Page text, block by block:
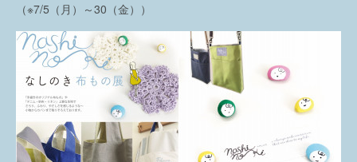
（※7/5（月）～30（金））